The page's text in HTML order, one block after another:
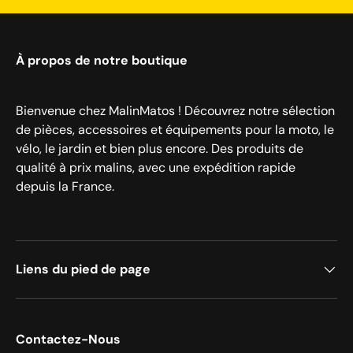
À propos de notre boutique
Bienvenue chez MalinMatos ! Découvrez notre sélection
de pièces, accessoires et équipements pour la moto, le
vélo, le jardin et bien plus encore. Des produits de
qualité à prix malins, avec une expédition rapide
depuis la France.
Liens du pied de page
Contactez-Nous